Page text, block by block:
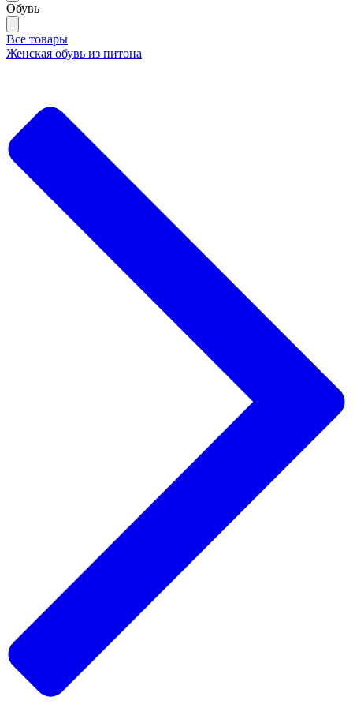
Обувь
Все товары
Женская обувь из питона